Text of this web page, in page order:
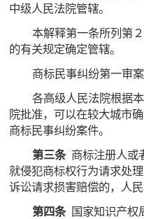
中级人民法院管辖。
本解释第一条所列第
的有关规定确定管辖。
商标民事纠纷第一审
各高级人民法院根据
院批准，可以在较大城市
商标民事纠纷案件。
第三条 商标注册人或
就侵犯商标权行为请求处
诉讼请求损害赔偿的，人民
第四条 国家知识产权